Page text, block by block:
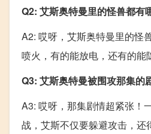
Q2: 艾斯奥特曼里的怪兽都有
A2: 哎呀，艾斯奥特曼里的怪
喷火，有的能放电，还有的能
Q3: 艾斯奥特曼被围攻那集的
A3: 哎呀，那集剧情超紧张！
战，艾斯不仅要躲避攻击，